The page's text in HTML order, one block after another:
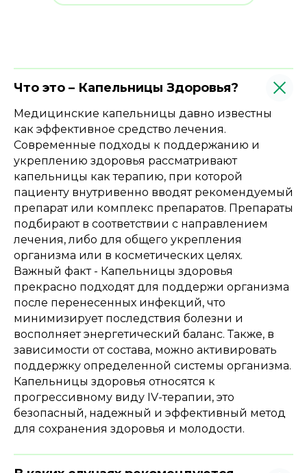
Что это – Капельницы Здоровья?
Медицинские капельницы давно известны
как эффективное средство лечения.
Современные подходы к поддержанию и
укреплению здоровья рассматривают
капельницы как терапию, при которой
пациенту внутривенно вводят рекомендуемый
препарат или комплекс препаратов. Препараты
подбирают в соответствии с направлением
лечения, либо для общего укрепления
организма или в косметических целях.
Важный факт - Капельницы здоровья
прекрасно подходят для поддержи организма
после перенесенных инфекций, что
минимизирует последствия болезни и
восполняет энергетический баланс. Также, в
зависимости от состава, можно активировать
поддержку определенной системы организма.
Капельницы здоровья относятся к
прогрессивному виду IV-терапии, это
безопасный, надежный и эффективный метод
для сохранения здоровья и молодости.